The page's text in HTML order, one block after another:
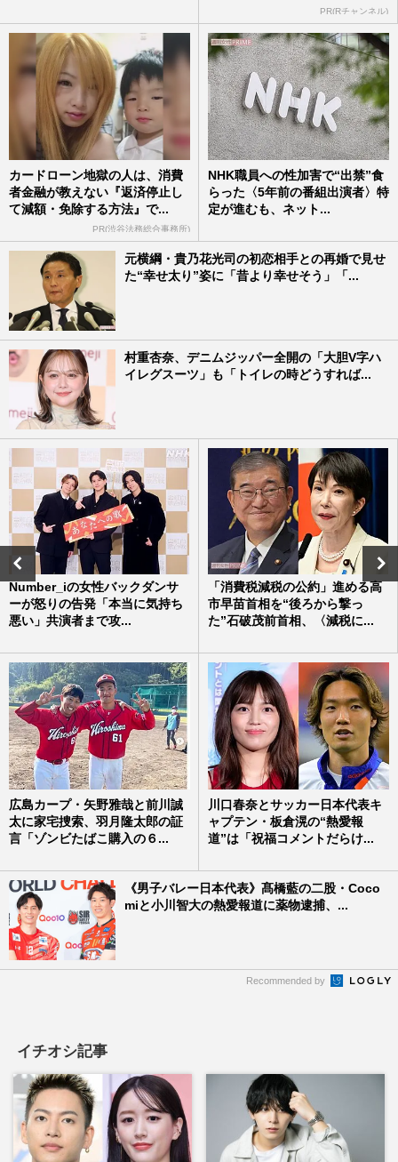
PR(Rチャンネル)
カードローン地獄の人は、消費
者金融が教えない『返済停止し
て減額・免除する方法』で...
PR(渋谷法務総合事務所)
NHK職員への性加害で“出禁”食
らった〈5年前の番組出演者〉特
定が進むも、ネット...
元横綱・貴乃花光司の初恋相手との再婚で見せ
た“幸せ太り”姿に「昔より幸せそう」「...
村重杏奈、デニムジッパー全開の「大胆V字ハ
イレグスーツ」も「トイレの時どうすれば...
Number_iの女性バックダンサ
ーが怒りの告発「本当に気持ち
悪い」共演者まで攻...
「消費税減税の公約」進める高
市早苗首相を“後ろから撃っ
た”石破茂前首相、〈減税に...
広島カープ・矢野雅哉と前川誠
太に家宅捜索、羽月隆太郎の証
言「ゾンビたばこ購入の６...
川口春奈とサッカー日本代表キ
ャプテン・板倉滉の“熱愛報
道”は「祝福コメントだらけ...
《男子バレー日本代表》髙橋藍の二股・Coco
miと小川智大の熱愛報道に薬物逮捕、...
Recommended by
イチオシ記事